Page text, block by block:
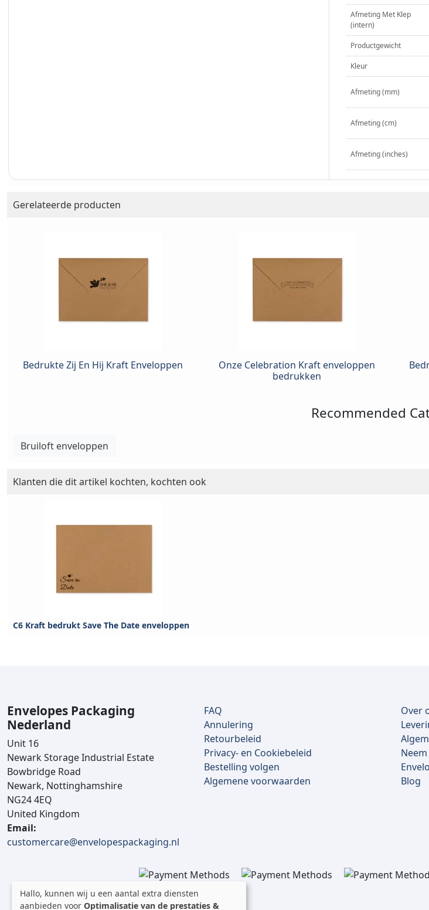
Afmeting Met Klep
(intern)
Productgewicht
Kleur
Afmeting (mm)
Afmeting (cm)
Afmeting (inches)
Gerelateerde producten
Bedrukte Zij En Hij Kraft Enveloppen
Onze Celebration Kraft enveloppen
bedrukken
Recommended
Bruiloft enveloppen
Klanten die dit artikel kochten, kochten ook
C6 Kraft bedrukt Save The Date enveloppen
Envelopes Packaging
Nederland
Unit 16
Newark Storage Industrial Estate
Bowbridge Road
Newark, Nottinghamshire
NG24 4EQ
United Kingdom
Email:
customercare@envelopespackaging.nl
FAQ
Annulering
Retourbeleid
Privacy- en Cookiebeleid
Bestelling volgen
Algemene voorwaarden
Over
Blog
Hallo, kunnen wij u een aantal extra diensten
aanbieden voor Optimalisatie van de prestaties &